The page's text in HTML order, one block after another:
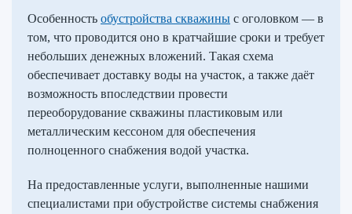
Особенность обустройства скважины с оголовком — в
том, что проводится оно в кратчайшие сроки и требует
небольших денежных вложений. Такая схема
обеспечивает доставку воды на участок, а также даёт
возможность впоследствии провести
переоборудование скважины пластиковым или
металлическим кессоном для обеспечения
полноценного снабжения водой участка.
На предоставленные услуги, выполненные нашими
специалистами при обустройстве системы снабжения